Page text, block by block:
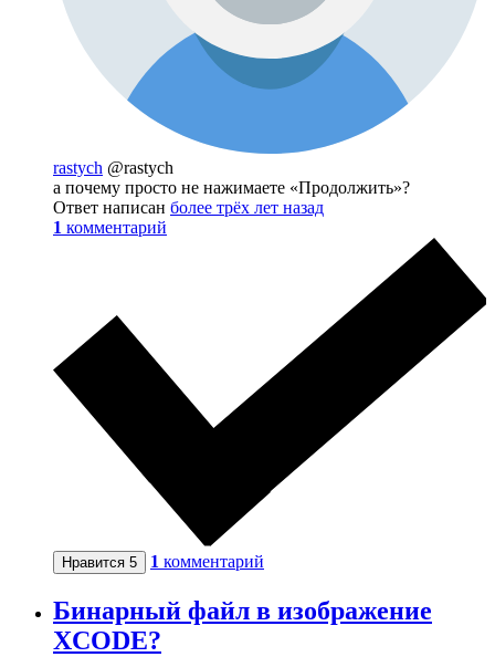
rastych @rastych
а почему просто не нажимаете «Продолжить»?
Ответ написан более трёх лет назад
1 комментарий
Нравится 5 1 комментарий
Бинарный файл в изображение
XCODE?